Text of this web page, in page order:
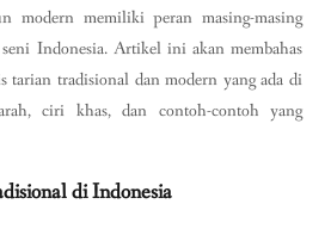
modern memiliki peran masing-masing
Indonesia. Artikel ini akan membahas
tarian tradisional dan modern yang ada di
ciri khas, dan contoh-contoh yang
di Indonesia